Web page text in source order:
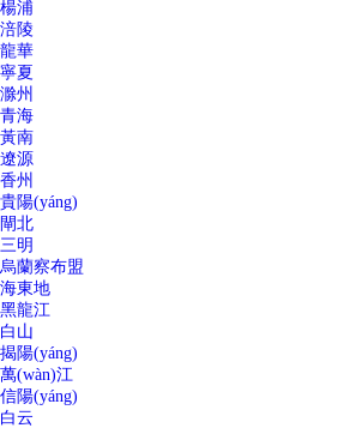
楊浦
涪陵
龍華
寧夏
滁州
青海
黃南
遼源
香州
貴陽(yáng)
閘北
三明
烏蘭察布盟
海東地
黑龍江
白山
揭陽(yáng)
萬(wàn)江
信陽(yáng)
白云